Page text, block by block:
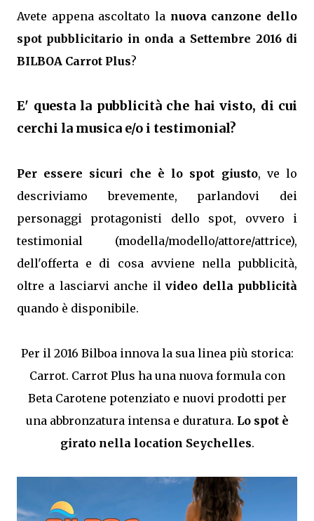
Avete appena ascoltato la nuova canzone dello
spot pubblicitario in onda a Settembre 2016 di
BILBOA Carrot Plus?
E' questa la pubblicità che hai visto, di cui
cerchi la musica e/o i testimonial?
Per essere sicuri che è lo spot giusto, ve lo
descriviamo brevemente, parlandovi dei
personaggi protagonisti dello spot, ovvero i
testimonial (modella/modello/attore/attrice),
dell'offerta e di cosa avviene nella pubblicità,
oltre a lasciarvi anche ilvideo della pubblicità
quando è disponibile.
Per il 2016 Bilboa innova la sua linea più storica:
Carrot. Carrot Plus ha una nuova formula con
Beta Carotene potenziato e nuovi prodotti per
una abbronzatura intensa e duratura. Lo spot è
girato nella location Seychelles.